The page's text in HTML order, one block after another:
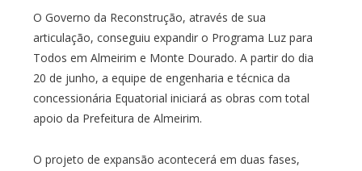
O Governo da Reconstrução, através de sua
articulação, conseguiu expandir o Programa Luz para
Todos em Almeirim e Monte Dourado. A partir do dia
20 de junho, a equipe de engenharia e técnica da
concessionária Equatorial iniciará as obras com total
apoio da Prefeitura de Almeirim.
O projeto de expansão acontecerá em duas fases,